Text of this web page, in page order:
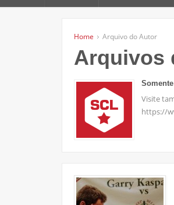
Home Arquivo do Autor
Arquivos
Visite
https://